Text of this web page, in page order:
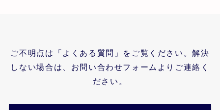
ご不明点は「よくある質問」をご覧ください。解決
しない場合は、お問い合わせフォームよりご連絡く
ださい。